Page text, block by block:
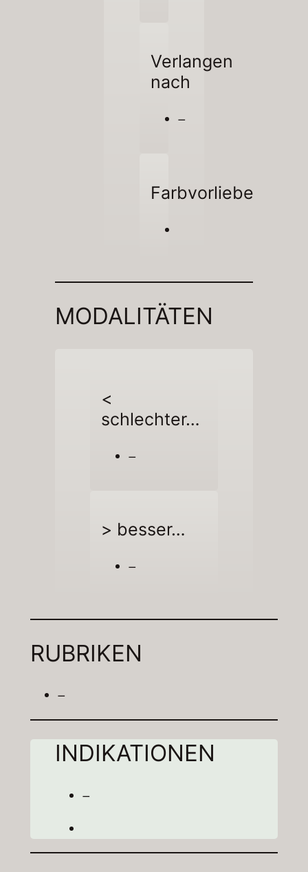
Verlangen
nach
–
Farbvorliebe
MODALITÄTEN
<
schlechter…
–
> besser…
–
RUBRIKEN
–
INDIKATIONEN
–